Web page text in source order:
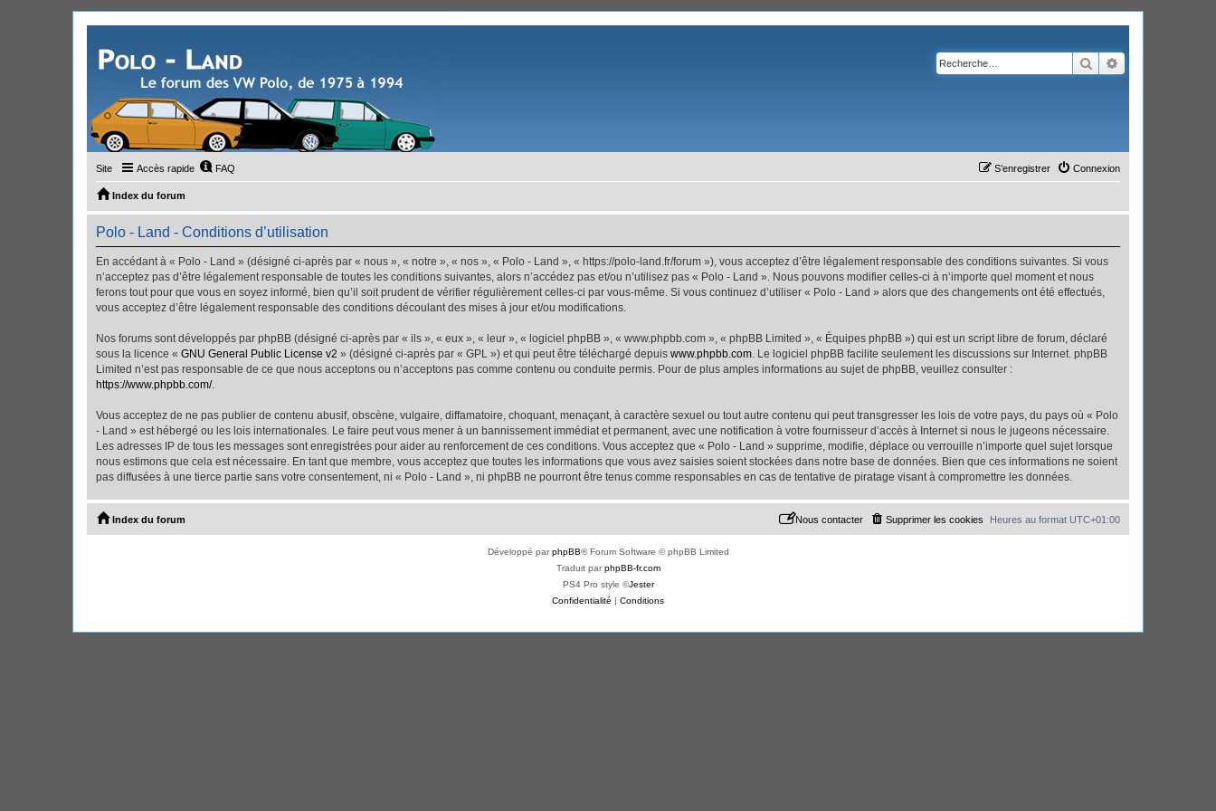
Rechercher
Site Accès rapide FAQ Connexion
S’enregistrer
Index du forum
Polo - Land - Conditions d’utilisation
En accédant à « Polo - Land » (désigné ci-après par « nous », « notre », « nos », « Polo - Land », « https://polo-land.fr/forum »), vous acceptez d’être légalement responsable des conditions suivantes. Si vous
n’acceptez pas d’être légalement responsable de toutes les conditions suivantes, alors n’accédez pas et/ou n’utilisez pas « Polo - Land ». Nous pouvons modifier celles-ci à n’importe quel moment et nous
ferons tout pour que vous en soyez informé, bien qu’il soit prudent de vérifier régulièrement celles-ci par vous-même. Si vous continuez d’utiliser « Polo - Land » alors que des changements ont été effectués,
vous acceptez d’être légalement responsable des conditions découlant des mises à jour et/ou modifications.
Nos forums sont développés par phpBB (désigné ci-après par « ils », « eux », « leur », « logiciel phpBB », « www.phpbb.com », « phpBB Limited », « Équipes phpBB ») qui est un script libre de forum, déclaré
sous la licence « GNU General Public License v2 » (désigné ci-après par « GPL ») et qui peut être téléchargé depuis www.phpbb.com. Le logiciel phpBB facilite seulement les discussions sur Internet. phpBB
Limited n’est pas responsable de ce que nous acceptons ou n’acceptons pas comme contenu ou conduite permis. Pour de plus amples informations au sujet de phpBB, veuillez consulter :
https://www.phpbb.com/.
Vous acceptez de ne pas publier de contenu abusif, obscène, vulgaire, diffamatoire, choquant, menaçant, à caractère sexuel ou tout autre contenu qui peut transgresser les lois de votre pays, du pays où « Polo
- Land » est hébergé ou les lois internationales. Le faire peut vous mener à un bannissement immédiat et permanent, avec une notification à votre fournisseur d’accès à Internet si nous le jugeons nécessaire.
Les adresses IP de tous les messages sont enregistrées pour aider au renforcement de ces conditions. Vous acceptez que « Polo - Land » supprime, modifie, déplace ou verrouille n’importe quel sujet lorsque
nous estimons que cela est nécessaire. En tant que membre, vous acceptez que toutes les informations que vous avez saisies soient stockées dans notre base de données. Bien que ces informations ne soient
pas diffusées à une tierce partie sans votre consentement, ni « Polo - Land », ni phpBB ne pourront être tenus comme responsables en cas de tentative de piratage visant à compromettre les données.
Index du forum Heures au format UTC+01:00
Supprimer les cookies
Nous contacter
Développé parphpBB® Forum Software © phpBB Limited
Traduit parphpBB-fr.com
PS4 Pro style ©Jester
Confidentialité | Conditions